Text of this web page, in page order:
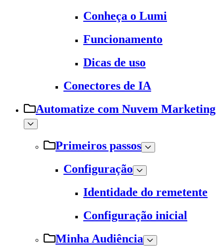
Conheça o Lumi
Funcionamento
Dicas de uso
Conectores de IA
Automatize com Nuvem Marketing
Primeiros passos
Configuração
Identidade do remetente
Configuração inicial
Minha Audiência